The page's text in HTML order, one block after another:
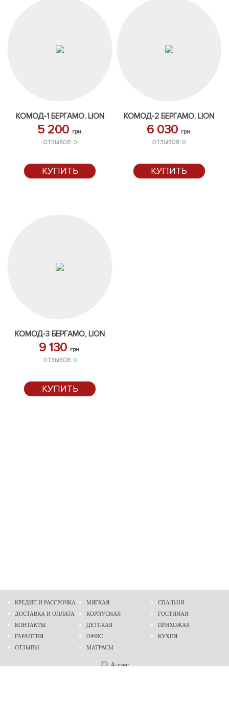
КОМОД-1 БЕРГАМО, LION
5 200 грн.
ОТЗЫВОВ: 0
КУПИТЬ
КОМОД-2 БЕРГАМО, LION
6 030 грн.
ОТЗЫВОВ:0
КУПИТЬ
КОМОД-3 БЕРГАМО, LION
9 130 грн.
ОТЗЫВОВ: 0
КУПИТЬ
КРЕДИТ И РАССРОЧКА
ДОСТАВКА И ОПЛАТА
КОНТАКТЫ
ГАРАНТИЯ
ОТЗЫВЫ
МЯГКАЯ
КОРПУСНАЯ
ДЕТСКАЯ
ОФИС
МАТРАСЫ
СПАЛЬНЯ
ГОСТИНАЯ
ПРИХОЖАЯ
КУХНЯ
Адрес